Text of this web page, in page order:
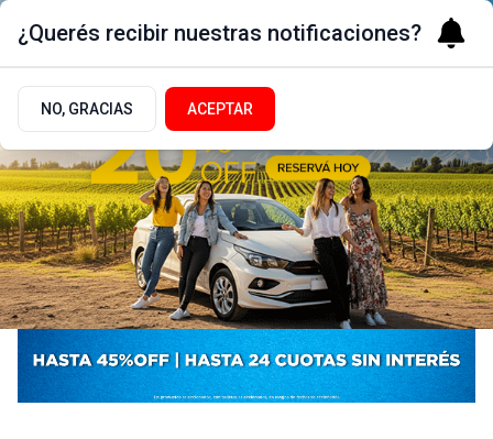
¿Querés recibir nuestras notificaciones?
NO, GRACIAS ACEPTAR